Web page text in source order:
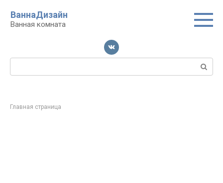
контенту
ВаннаДизайн
Ванная комната
Поиск:
Главная страница